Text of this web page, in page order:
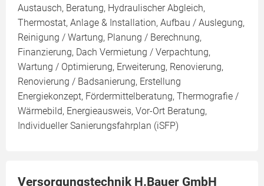
Austausch, Beratung, Hydraulischer Abgleich,
Thermostat, Anlage & Installation, Aufbau / Auslegung,
Reinigung / Wartung, Planung / Berechnung,
Finanzierung, Dach Vermietung / Verpachtung,
Wartung / Optimierung, Erweiterung, Renovierung,
Renovierung / Badsanierung, Erstellung
Energiekonzept, Fördermittelberatung, Thermografie /
Wärmebild, Energieausweis, Vor-Ort Beratung,
Individueller Sanierungsfahrplan (iSFP)
Versorgungstechnik H.Bauer GmbH